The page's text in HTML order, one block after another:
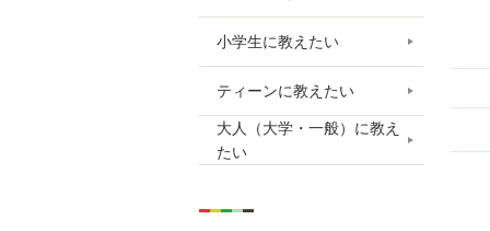
小学生に教えたい
ティーンに教えたい
大人（大学・一般）に教え
たい